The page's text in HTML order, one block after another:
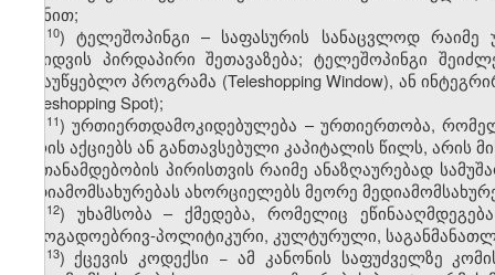
მიზნით;
10) ტელეშოპინგი – საფასურის სანაცვლოდ რაიმე
მიყიდვის პირდაპირი შეთავაზება; ტელეშოპინგი
სამაუწყებლო პროგრამა (Teleshopping Window), ან
(Teleshopping Spot);
11) ურთიერთდამოკიდებულება – ურთიერთობა,
პირის აქციებს ან განთავსებული კაპიტალის წილს, არის
ან თანამდებობის პირისთვის რაიმე ანაზღაურებად
მედიამომსახურებას ახორციელებს მეორე
12) უხამსობა – ქმედება, რომელიც
საზოგადოებრივ-პოლიტიკური, კულტურული,
13) ქცევის კოდექსი − ამ კანონის საფუძველზე